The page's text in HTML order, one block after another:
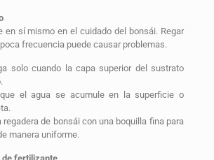
en sí mismo en el cuidado del bonsái. Regar
frecuencia puede causar problemas.
solo cuando la capa superior del sustrato
el agua se acumule en la superficie o
regadera de bonsái con una boquilla fina para
manera uniforme.